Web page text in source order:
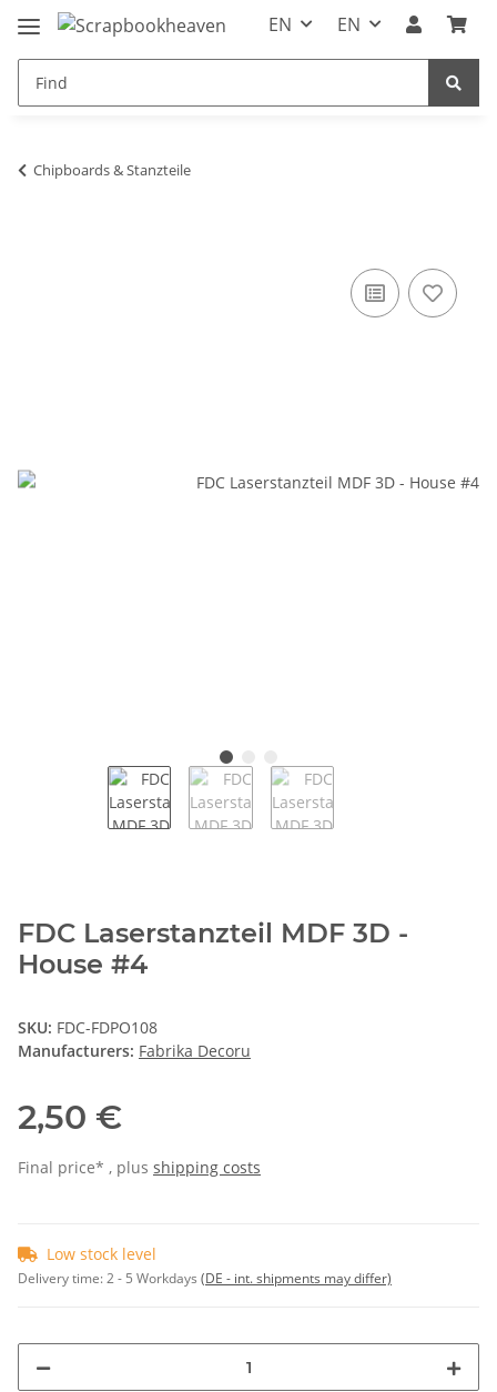
EN EN
Chipboards & Stanzteile
FDC Laserstanzteil MDF 3D -
House #4
SKU: FDC-FDPO108
Manufacturers: Fabrika Decoru
2,50 €
Final price* , plus shipping costs
Low stock level
Delivery time:2 - 5 Workdays (DE - int. shipments may differ)